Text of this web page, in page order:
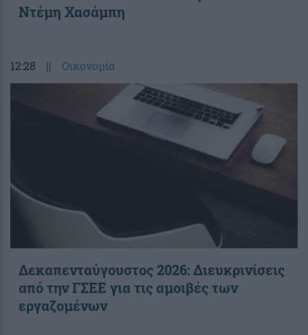
Ντέμη Χασάμπη
12:28 || Οικονομία
Δεκαπενταύγουστος 2026: Διευκρινίσεις
από την ΓΣΕΕ για τις αμοιβές των
εργαζομένων